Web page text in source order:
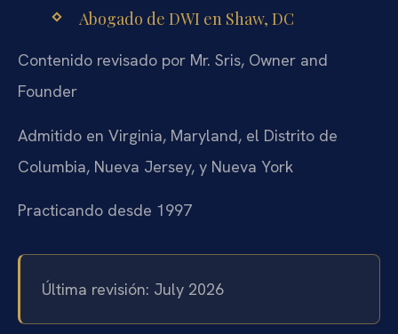
Abogado de DWI en Shaw, DC
Contenido revisado por Mr. Sris, Owner and
Founder
Admitido en Virginia, Maryland, el Distrito de
Columbia, Nueva Jersey, y Nueva York
Practicando desde 1997
Última revisión: July 2026